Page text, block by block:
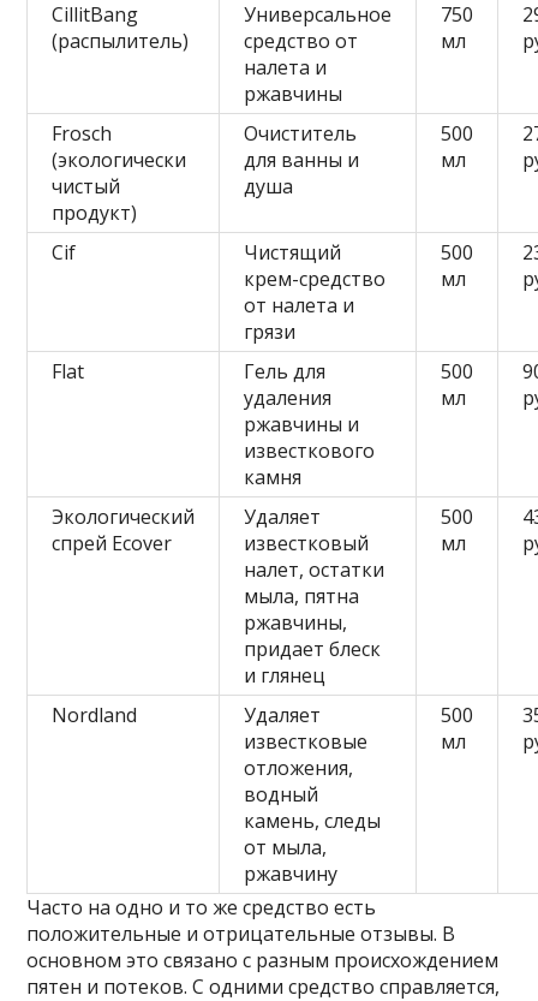
CillitBang
(распылитель)
Универсальное
средство от
налета и
ржавчины
750
мл
Frosch
(экологически
чистый
продукт)
Очиститель
для ванны и
душа
500
мл
Cif
Чистящий
крем-средство
от налета и
грязи
500
мл
Flat
Гель для
удаления
ржавчины и
известкового
камня
500
мл
Экологический
спрей Ecover
Удаляет
известковый
налет, остатки
мыла, пятна
ржавчины,
придает блеск
и глянец
500
мл
Nordland
Удаляет
известковые
отложения,
водный
камень, следы
от мыла,
ржавчину
500
мл
Часто на одно и то же средство есть
положительные и отрицательные отзывы. В
основном это связано с разным происхождением
пятен и потеков. С одними средство справляется,